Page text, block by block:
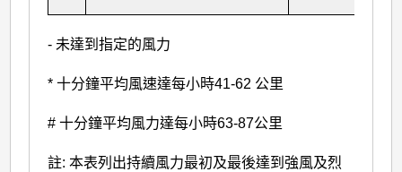
- 未達到指定的風力
* 十分鐘平均風速達每小時41-62 公里
# 十分鐘平均風力達每小時63-87公里
註: 本表列出持續風力最初及最後達到強風及烈